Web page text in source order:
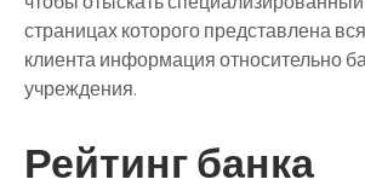
страницах которого представлена
клиента информация относительно
учреждения.
Рейтинг банка